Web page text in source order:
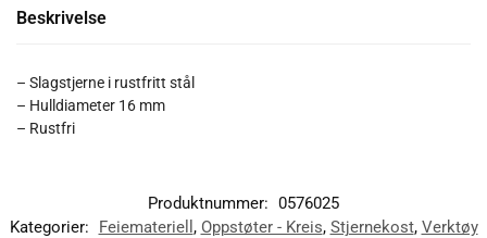
Beskrivelse
– Slagstjerne i rustfritt stål
– Hulldiameter 16 mm
– Rustfri
Produktnummer: 0576025
Kategorier:
Feiemateriell , Oppstøter - Kreis, Stjernekost, Verktøy